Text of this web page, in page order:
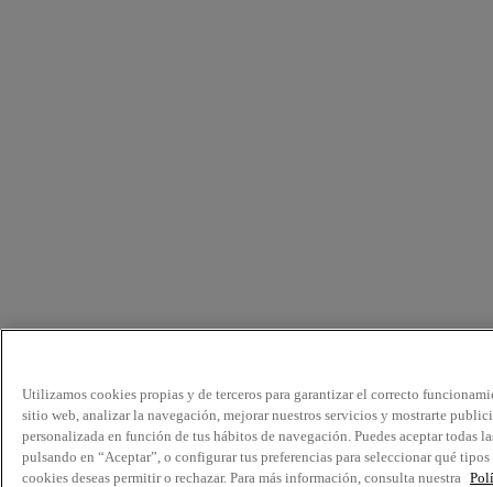
Utilizamos cookies propias y de terceros para garantizar el correcto
sitio web, analizar la navegación, mejorar nuestros servicios y mostrarte
personalizada en función de tus hábitos de navegación. Puedes aceptar todas
pulsando en “Aceptar”, o configurar tus preferencias para seleccionar qué tipos
cookies deseas permitir o rechazar. Para más información, consulta nuestra